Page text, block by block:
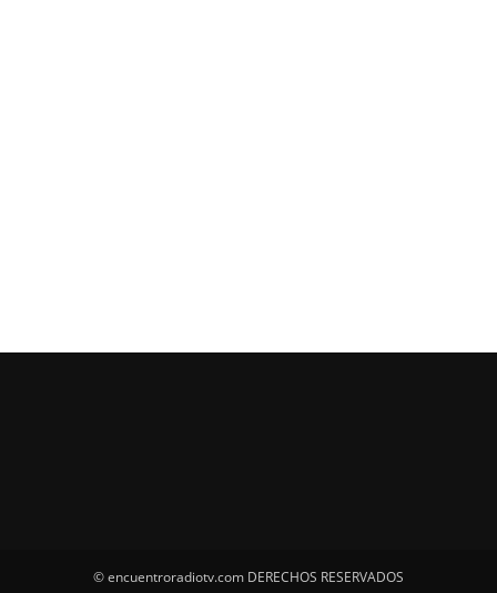
© encuentroradiotv.com DERECHOS RESERVADOS